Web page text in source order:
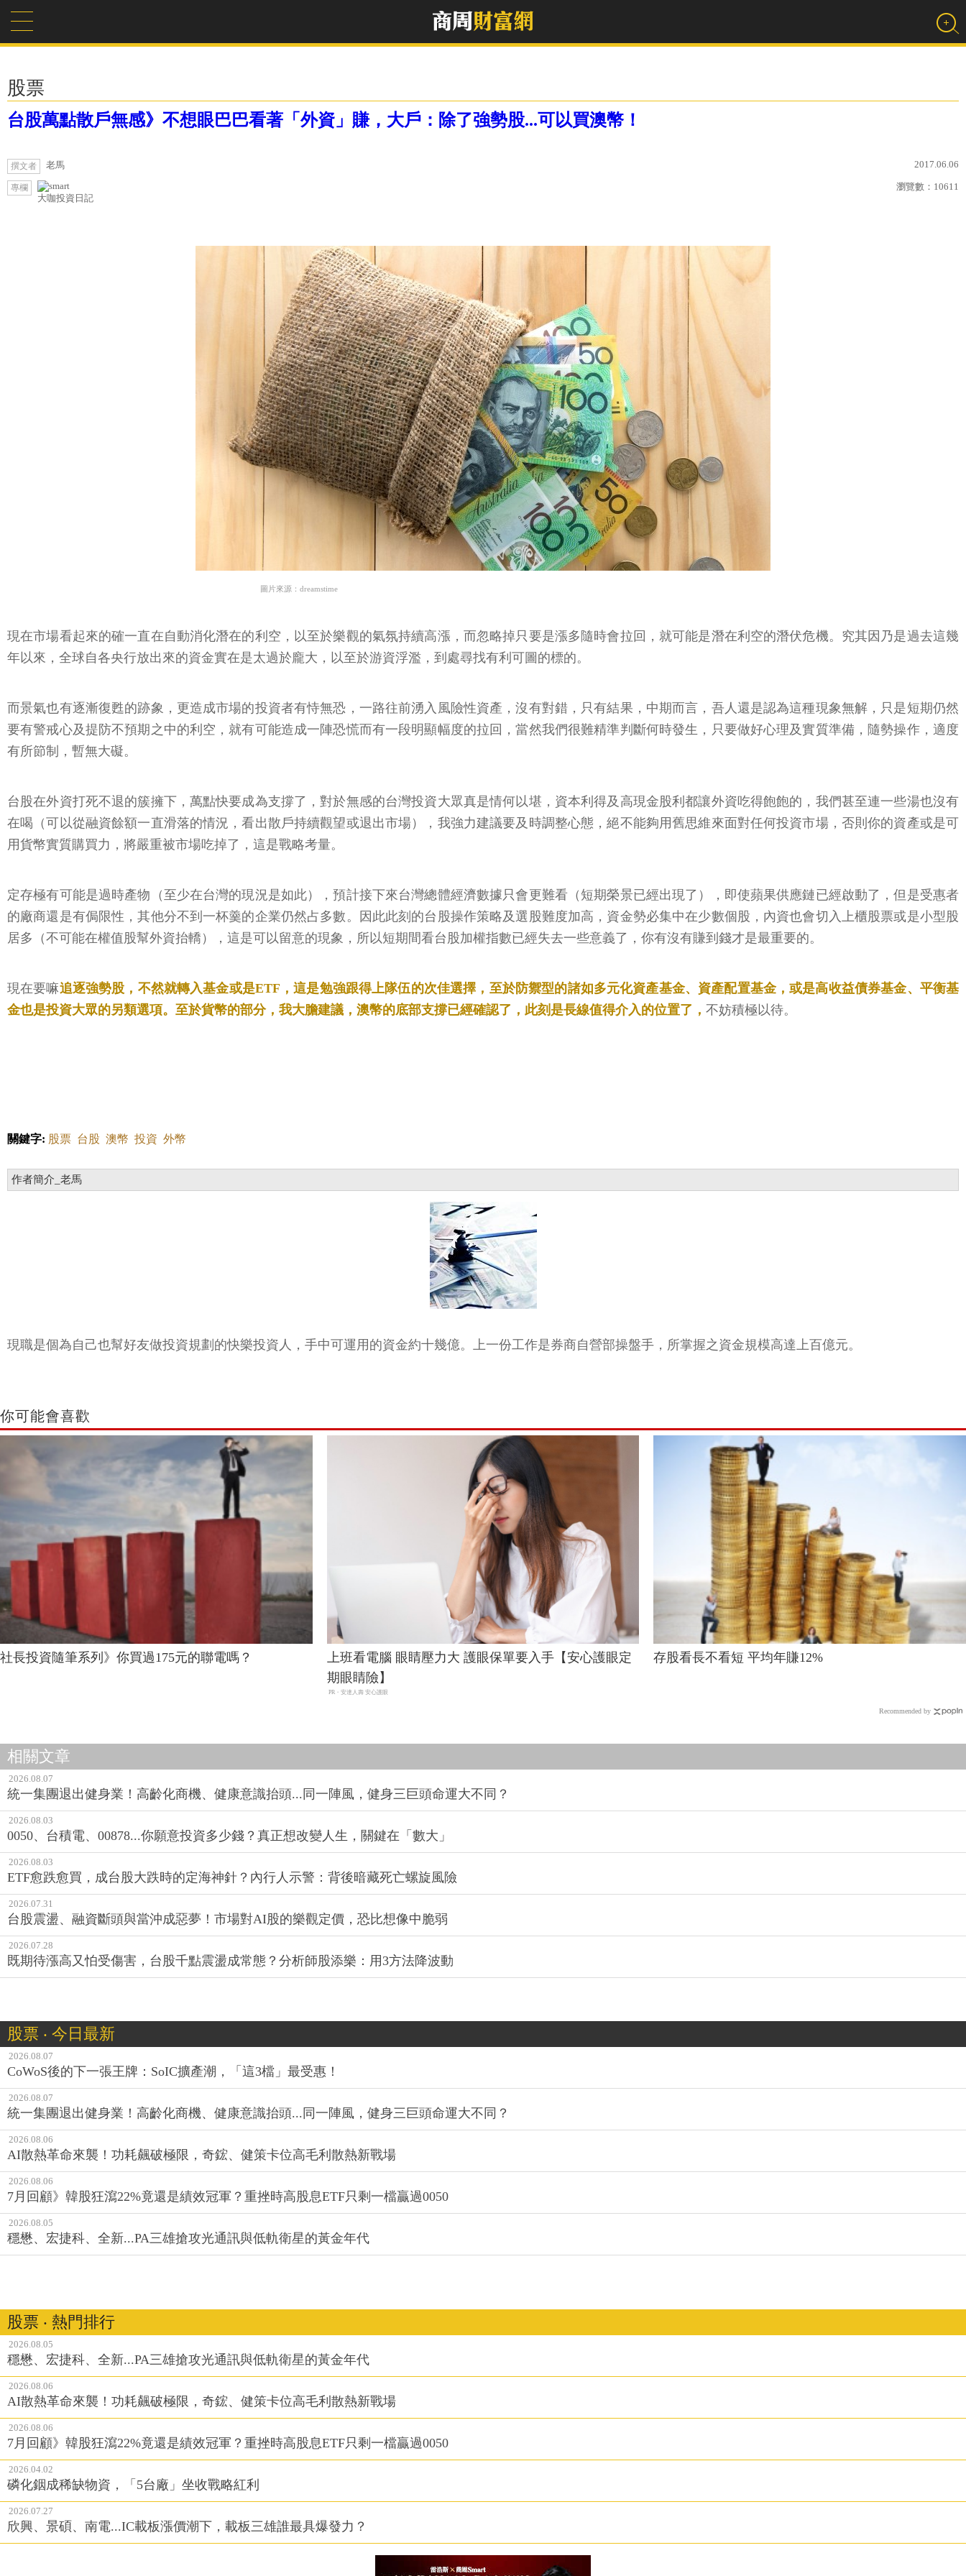
股票
台股萬點散戶無感》不想眼巴巴看著「外資」賺，大戶：除了強勢股...可以買澳幣！
撰文者 老馬 2017.06.06
專欄
大咖投資日記
瀏覽數： 10611
圖片來源：dreamstime
現在市場看起來的確一直在自動消化潛在的利空，以至於樂觀的氣氛持續高漲，而忽略掉只要是漲多隨時會拉回，就可能是潛在利空的潛伏危機。究其因乃是過去這幾
年以來，全球自各央行放出來的資金實在是太過於龐大，以至於游資浮濫，到處尋找有利可圖的標的。
而景氣也有逐漸復甦的跡象，更造成市場的投資者有恃無恐，一路往前湧入風險性資產，沒有對錯，只有結果，中期而言，吾人還是認為這種現象無解，只是短期仍然
要有警戒心及提防不預期之中的利空，就有可能造成一陣恐慌而有一段明顯幅度的拉回，當然我們很難精準判斷何時發生，只要做好心理及實質準備，隨勢操作，適度
有所節制，暫無大礙。
台股在外資打死不退的簇擁下，萬點快要成為支撐了，對於無感的台灣投資大眾真是情何以堪，資本利得及高現金股利都讓外資吃得飽飽的，我們甚至連一些湯也沒有
在喝（可以從融資餘額一直滑落的情況，看出散戶持續觀望或退出市場），我強力建議要及時調整心態，絕不能夠用舊思維來面對任何投資市場，否則你的資產或是可
用貨幣實質購買力，將嚴重被市場吃掉了，這是戰略考量。
定存極有可能是過時產物（至少在台灣的現況是如此），預計接下來台灣總體經濟數據只會更難看（短期榮景已經出現了），即使蘋果供應鏈已經啟動了，但是受惠者
的廠商還是有侷限性，其他分不到一杯羹的企業仍然占多數。因此此刻的台股操作策略及選股難度加高，資金勢必集中在少數個股，內資也會切入上櫃股票或是小型股
居多（不可能在權值股幫外資抬轎），這是可以留意的現象，所以短期間看台股加權指數已經失去一些意義了，你有沒有賺到錢才是最重要的。
現在要嘛追逐強勢股，不然就轉入基金或是ETF，這是勉強跟得上隊伍的次佳選擇，至於防禦型的諸如多元化資產基金、資產配置基金，或是高收益債券基金、平衡基
金也是投資大眾的另類選項。至於貨幣的部分，我大膽建議，澳幣的底部支撐已經確認了，此刻是長線值得介入的位置了， 不妨積極以待。
關鍵字: 股票 台股 澳幣 投資 外幣
作者簡介_老馬
現職是個為自己也幫好友做投資規劃的快樂投資人，手中可運用的資金約十幾億。上一份工作是券商自營部操盤手，所掌握之資金規模高達上百億元。
你可能會喜歡
社長投資隨筆系列》你買過175元的聯電嗎？
上班看電腦 眼睛壓力大 護眼保單要入手【安心護眼定
期眼睛險】
PR・安達人壽 安心護眼
存股看長不看短 平均年賺12%
Recommended by
相關文章
2026.08.07
統一集團退出健身業！高齡化商機、健康意識抬頭...同一陣風，健身三巨頭命運大不同？
2026.08.03
0050、台積電、00878...你願意投資多少錢？真正想改變人生，關鍵在「數大」
2026.08.03
ETF愈跌愈買，成台股大跌時的定海神針？內行人示警：背後暗藏死亡螺旋風險
2026.07.31
台股震盪、融資斷頭與當沖成惡夢！市場對AI股的樂觀定價，恐比想像中脆弱
2026.07.28
既期待漲高又怕受傷害，台股千點震盪成常態？分析師股添樂：用3方法降波動
股票 ‧ 今日最新
2026.08.07
CoWoS後的下一張王牌：SoIC擴產潮，「這3檔」最受惠！
2026.08.07
統一集團退出健身業！高齡化商機、健康意識抬頭...同一陣風，健身三巨頭命運大不同？
2026.08.06
AI散熱革命來襲！功耗飆破極限，奇鋐、健策卡位高毛利散熱新戰場
2026.08.06
7月回顧》韓股狂瀉22%竟還是績效冠軍？重挫時高股息ETF只剩一檔贏過0050
2026.08.05
穩懋、宏捷科、全新...PA三雄搶攻光通訊與低軌衛星的黃金年代
股票 ‧ 熱門排行
2026.08.05
穩懋、宏捷科、全新...PA三雄搶攻光通訊與低軌衛星的黃金年代
2026.08.06
AI散熱革命來襲！功耗飆破極限，奇鋐、健策卡位高毛利散熱新戰場
2026.08.06
7月回顧》韓股狂瀉22%竟還是績效冠軍？重挫時高股息ETF只剩一檔贏過0050
2026.04.02
磷化銦成稀缺物資，「5台廠」坐收戰略紅利
2026.07.27
欣興、景碩、南電...IC載板漲價潮下，載板三雄誰最具爆發力？